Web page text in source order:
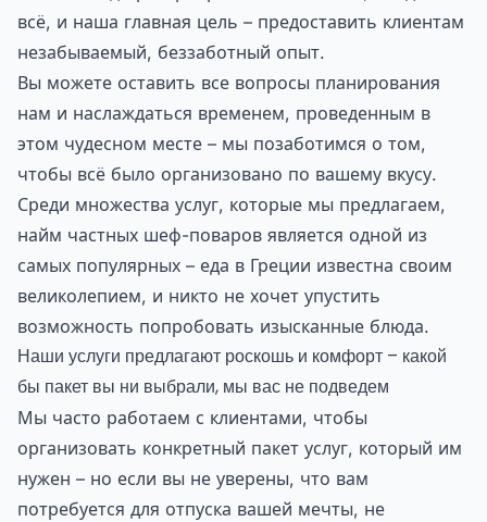
всё, и наша главная цель – предоставить клиентам
незабываемый, беззаботный опыт.
Вы можете оставить все вопросы планирования
нам и наслаждаться временем, проведенным в
этом чудесном месте – мы позаботимся о том,
чтобы всё было организовано по вашему вкусу.
Среди множества услуг, которые мы предлагаем,
найм частных шеф-поваров является одной из
самых популярных – еда в Греции известна своим
великолепием, и никто не хочет упустить
возможность попробовать изысканные блюда.
Наши услуги предлагают роскошь и комфорт – какой
бы пакет вы ни выбрали, мы вас не подведем
Мы часто работаем с клиентами, чтобы
организовать конкретный пакет услуг, который им
нужен – но если вы не уверены, что вам
потребуется для отпуска вашей мечты, не